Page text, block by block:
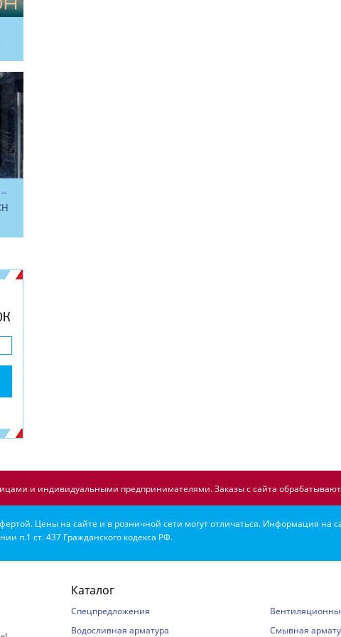
и индивидуальными предпринимателями. Заказы с сайта
Цены на сайте и в розничной сети могут отличаться. Информация на
п.1 ст. 437 Гражданского кодекса РФ.
Каталог
Спецпредложения
Водосливная арматура
Смывная